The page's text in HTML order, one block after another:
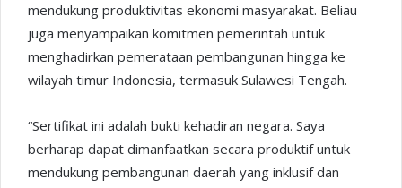
mendukung produktivitas ekonomi masyarakat. Beliau
juga menyampaikan komitmen pemerintah untuk
menghadirkan pemerataan pembangunan hingga ke
wilayah timur Indonesia, termasuk Sulawesi Tengah.
“Sertifikat ini adalah bukti kehadiran negara. Saya
berharap dapat dimanfaatkan secara produktif untuk
mendukung pembangunan daerah yang inklusif dan